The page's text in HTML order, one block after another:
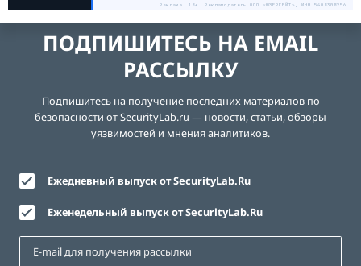
Реклама. 18+. Рекламодатель ООО «ЮЗЕРГЕЙТ», ИНН 5408308256
ПОДПИШИТЕСЬ НА EMAIL
РАССЫЛКУ
Подпишитесь на получение последних материалов по
безопасности от SecurityLab.ru — новости, статьи, обзоры
уязвимостей и мнения аналитиков.
Ежедневный выпуск от SecurityLab.Ru
Еженедельный выпуск от SecurityLab.Ru